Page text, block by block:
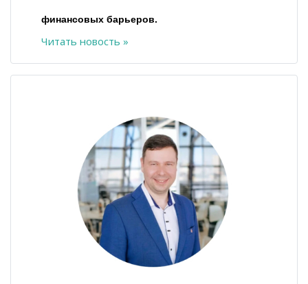
финансовых барьеров.
Читать новость »